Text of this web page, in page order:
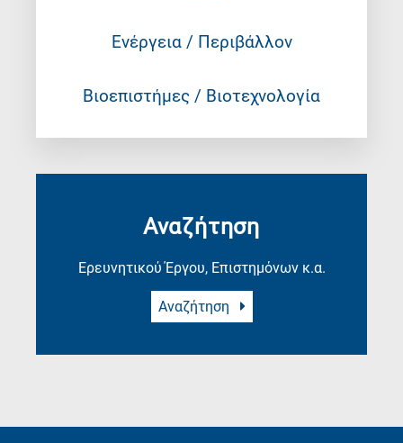
Ενέργεια / Περιβάλλον
Βιοεπιστήμες / Βιοτεχνολογία
Αναζήτηση
Ερευνητικού Έργου, Επιστημόνων κ.α.
Αναζήτηση